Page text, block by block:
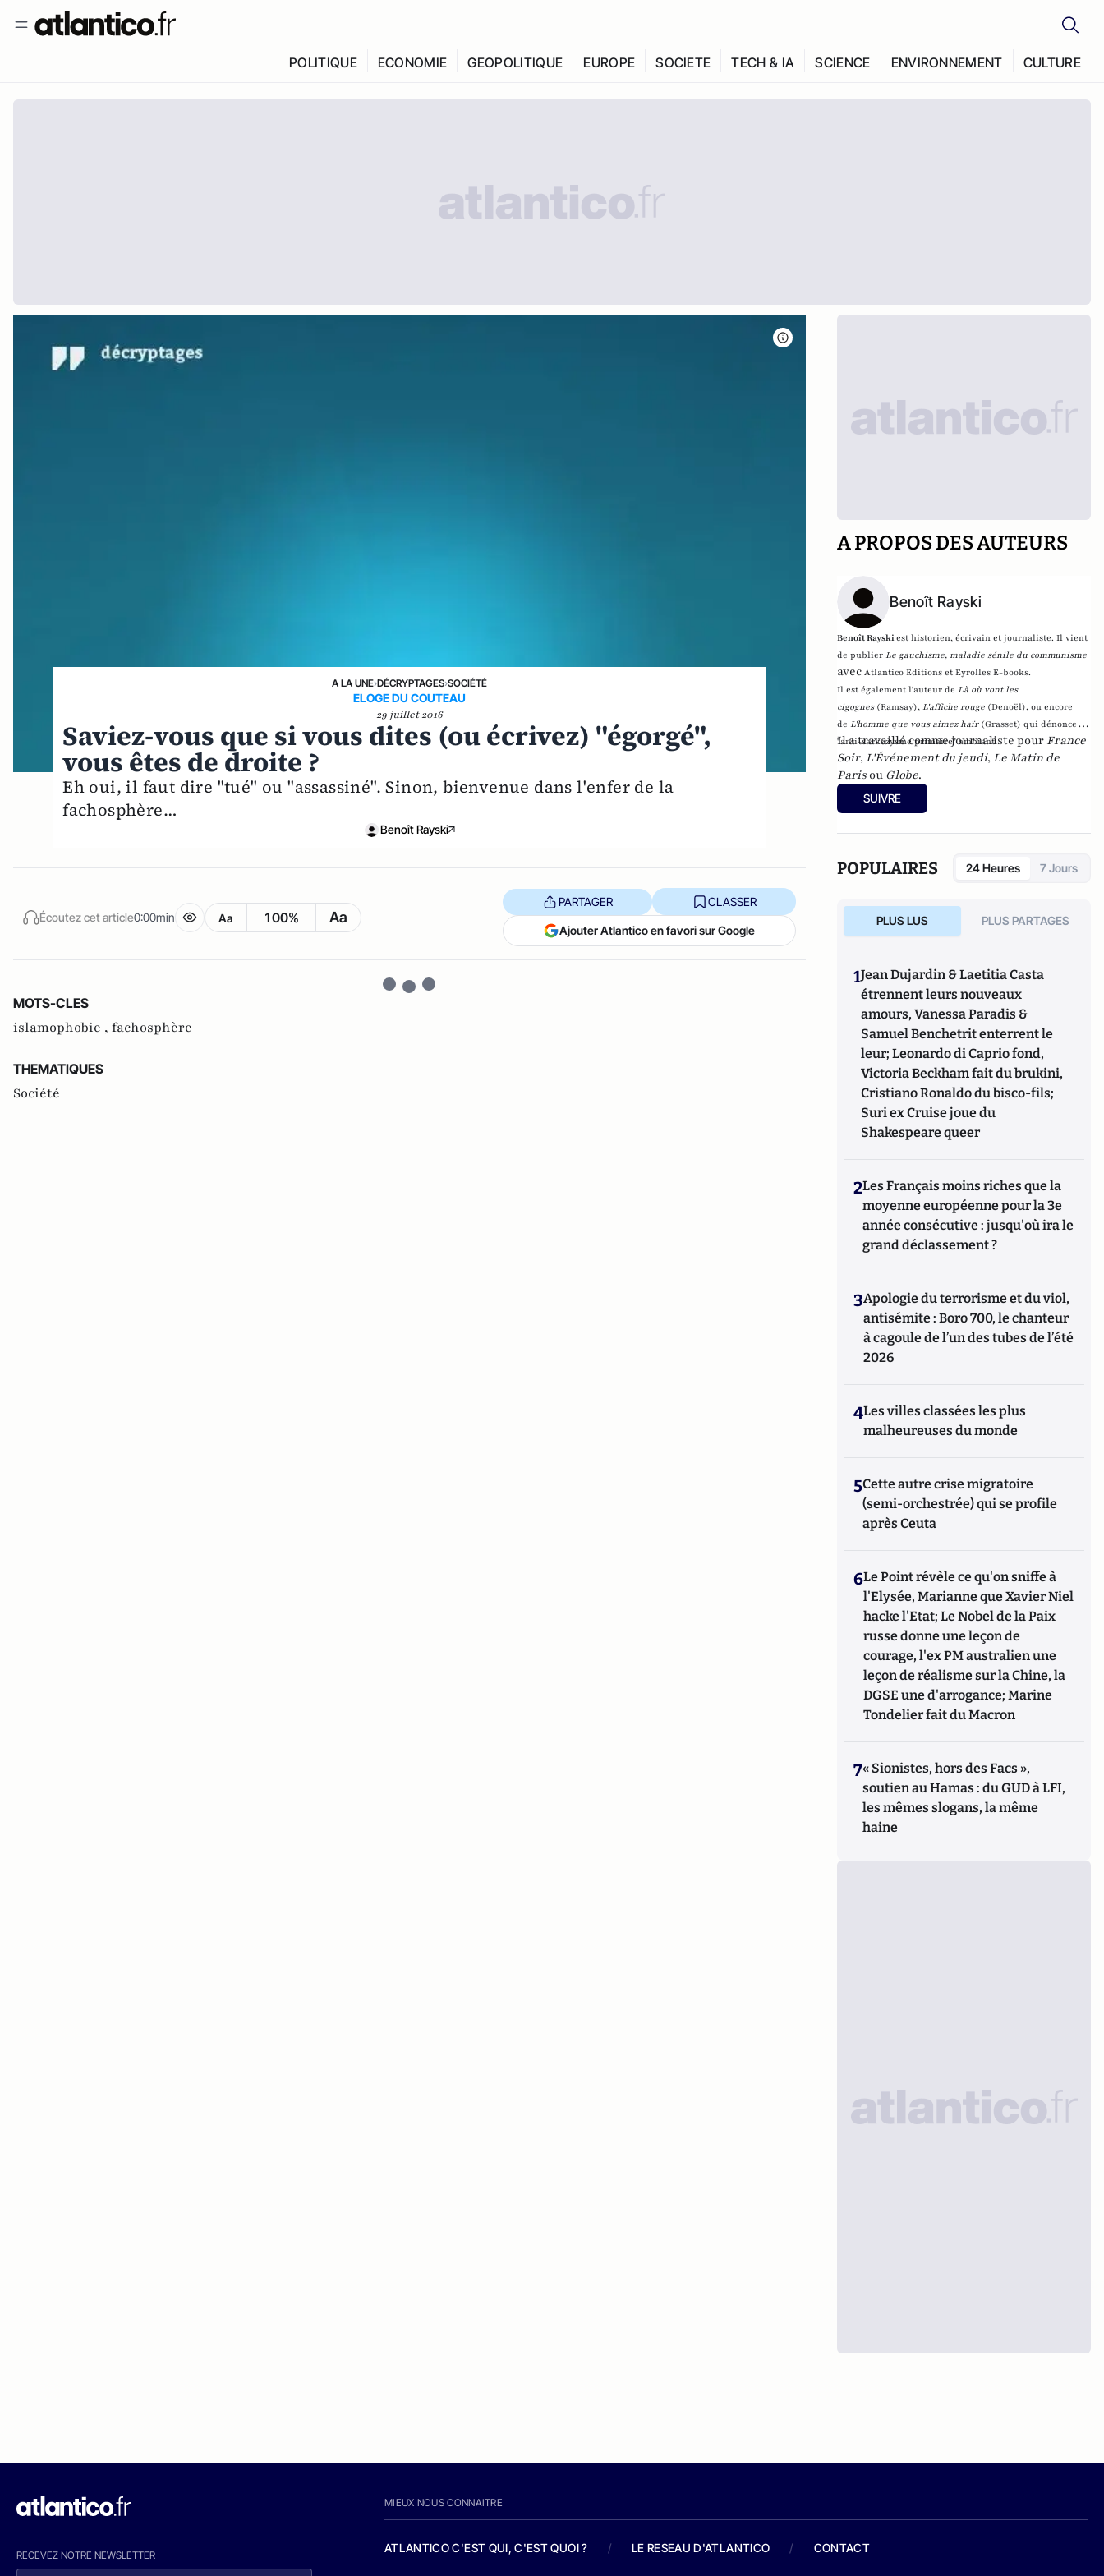
POLITIQUE ECONOMIE GEOPOLITIQUE EUROPE SOCIETE TECH & IA SCIENCE ENVIRONNEMENT CULTURE
A LA UNE›DÉCRYPTAGES›SOCIÉTÉ
ELOGE DU COUTEAU
29 juillet 2016
Saviez-vous que si vous dites (ou écrivez) "égorgé",
vous êtes de droite ?
Eh oui, il faut dire "tué" ou "assassiné". Sinon, bienvenue dans l'enfer de la
fachosphère…
Benoît Rayski
Écoutez cet article0:00min Aa 100% Aa
PARTAGER CLASSER
Ajouter Atlantico en favori sur Google
MOTS-CLES
islamophobie , fachosphère
THEMATIQUES
Société
A PROPOS DES AUTEURS
Benoît Rayski
Benoît Rayskiest historien, écrivain et journaliste. Il vient
de publierLe gauchisme, maladie sénile du communisme
avecAtlantico Editions et Eyrolles E-books.
Il est également l'auteur deLà où vont les
cigognes (Ramsay),L'affiche rouge (Denoël), ou encore
deL'homme que vous aimez haïr (Grasset) qui dénonce l'
"anti-sarkozysme primaire" ambiant.
Il a travaillé comme journaliste pour France
Soir, L'Événement du jeudi, Le Matin de
Parisou Globe.
SUIVRE
POPULAIRES 24 Heures 7 Jours
PLUS LUS PLUS PARTAGES
1Jean Dujardin & Laetitia Casta
étrennent leurs nouveaux
amours, Vanessa Paradis &
Samuel Benchetrit enterrent le
leur; Leonardo di Caprio fond,
Victoria Beckham fait du brukini,
Cristiano Ronaldo du bisco-fils;
Suri ex Cruise joue du
Shakespeare queer
2Les Français moins riches que la
moyenne européenne pour la 3e
année consécutive : jusqu'où ira le
grand déclassement ?
3Apologie du terrorisme et du viol,
antisémite : Boro 700, le chanteur
à cagoule de l’un des tubes de l’été
2026
4Les villes classées les plus
malheureuses du monde
5Cette autre crise migratoire
(semi-orchestrée) qui se profile
après Ceuta
6Le Point révèle ce qu'on sniffe à
l'Elysée, Marianne que Xavier Niel
hacke l'Etat; Le Nobel de la Paix
russe donne une leçon de
courage, l'ex PM australien une
leçon de réalisme sur la Chine, la
DGSE une d'arrogance; Marine
Tondelier fait du Macron
7« Sionistes, hors des Facs »,
soutien au Hamas : du GUD à LFI,
les mêmes slogans, la même
haine
RECEVEZ NOTRE NEWSLETTER
MIEUX NOUS CONNAITRE
ATLANTICO C'EST QUI, C'EST QUOI ? / LE RESEAU D'ATLANTICO / CONTACT